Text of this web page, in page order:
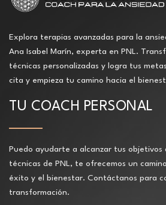
Explora terapias avanzadas para la
Ana Isabel Marín, experta en PNL.
técnicas personalizadas y logra tus
cita y empieza tu camino hacia el
TU COACH PERSONAL
Puedo ayudarte a alcanzar tus objetivos
técnicas de PNL, te ofrecemos un
éxito y el bienestar. Contáctanos para
transformación.